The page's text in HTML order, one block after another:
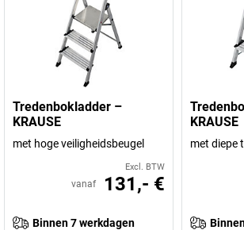
Tredenbokladder –
KRAUSE
met hoge veiligheidsbeugel
Excl. BTW
vanaf 131,- €
Binnen 7 werkdagen
KRAUSE
met diepe